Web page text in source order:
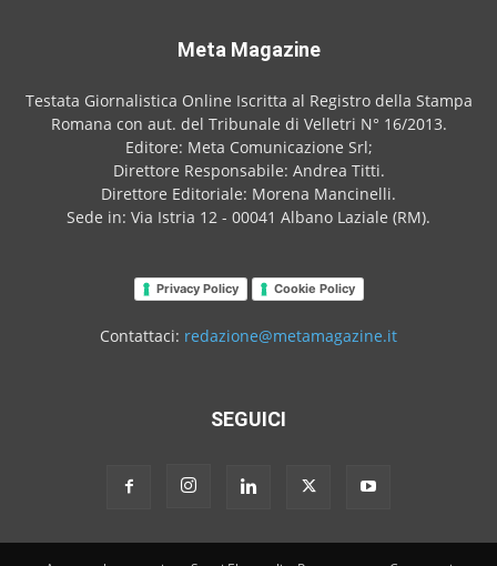
Meta Magazine
Testata Giornalistica Online Iscritta al Registro della Stampa
Romana con aut. del Tribunale di Velletri N° 16/2013.
Editore: Meta Comunicazione Srl;
Direttore Responsabile: Andrea Titti.
Direttore Editoriale: Morena Mancinelli.
Sede in: Via Istria 12 - 00041 Albano Laziale (RM).
Privacy Policy Cookie Policy
Contattaci: redazione@metamagazine.it
SEGUICI